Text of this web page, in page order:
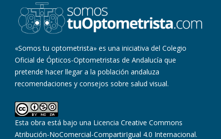
«Somos tu optometrista» es una iniciativa del Colegio
Oficial de Ópticos-Optometristas de Andalucía que
pretende hacer llegar a la población andaluza
recomendaciones y consejos sobre salud visual.
Esta obra está bajo una Licencia Creative Commons
Atribución-NoComercial-CompartirIgual 4.0 Internacional.